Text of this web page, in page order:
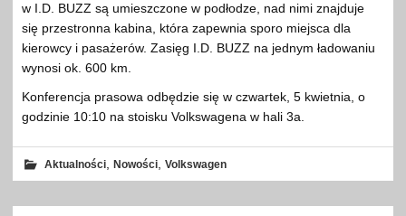
w I.D. BUZZ są umieszczone w podłodze, nad nimi znajduje
się przestronna kabina, która zapewnia sporo miejsca dla
kierowcy i pasażerów. Zasięg I.D. BUZZ na jednym ładowaniu
wynosi ok. 600 km.
Konferencja prasowa odbędzie się w czwartek, 5 kwietnia, o
godzinie 10:10 na stoisku Volkswagena w hali 3a.
Aktualności ,Nowości ,Volkswagen